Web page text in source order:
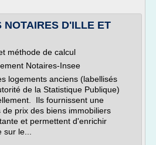
NOTAIRES D'ILLE ET
méthode de calcul
Notaires-Insee
logements anciens (labellisés
de la Statistique Publique)
Ils fournissent une
prix des biens immobiliers
et permettent d'enrichir
le...